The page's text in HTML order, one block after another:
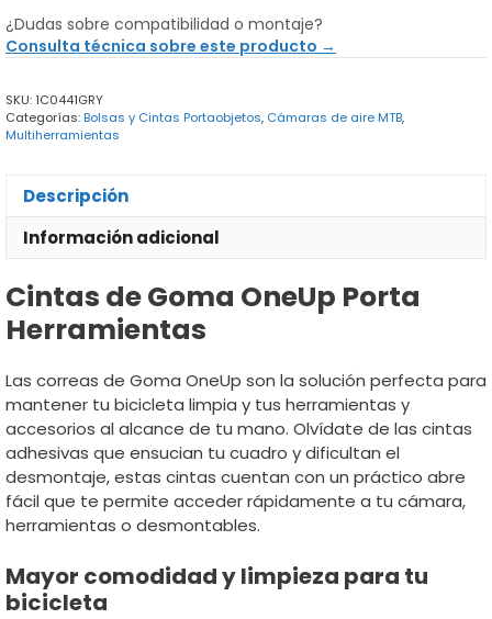
OneUp
cantidad
¿Dudas sobre compatibilidad o montaje?
Consulta técnica sobre este producto →
SKU:1C0441GRY
Categorías:Bolsas y Cintas Portaobjetos, Cámaras de aire MTB,
Multiherramientas
Descripción
Información adicional
Cintas de Goma OneUp Porta
Herramientas
Las correas de Goma OneUp son la solución perfecta para
mantener tu bicicleta limpia y tus herramientas y
accesorios al alcance de tu mano. Olvídate de las cintas
adhesivas que ensucian tu cuadro y dificultan el
desmontaje, estas cintas cuentan con un práctico abre
fácil que te permite acceder rápidamente a tu cámara,
herramientas o desmontables.
Mayor comodidad y limpieza para tu
bicicleta